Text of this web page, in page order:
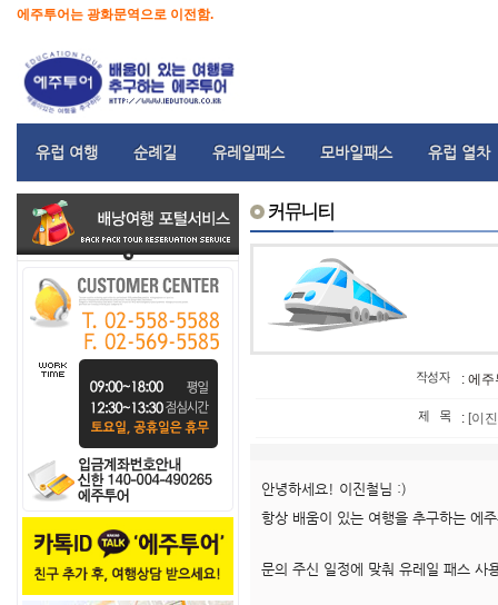
에주투어는 광화문역으로 이전함.
유럽 여행 순례길 유레일패스 모바일패스 유럽 열차
: 에
: [이
안녕하세요! 이진철님 :)
항상 배움이 있는 여행을 추구하는 에
문의 주신 일정에 맞춰 유레일 패스 사